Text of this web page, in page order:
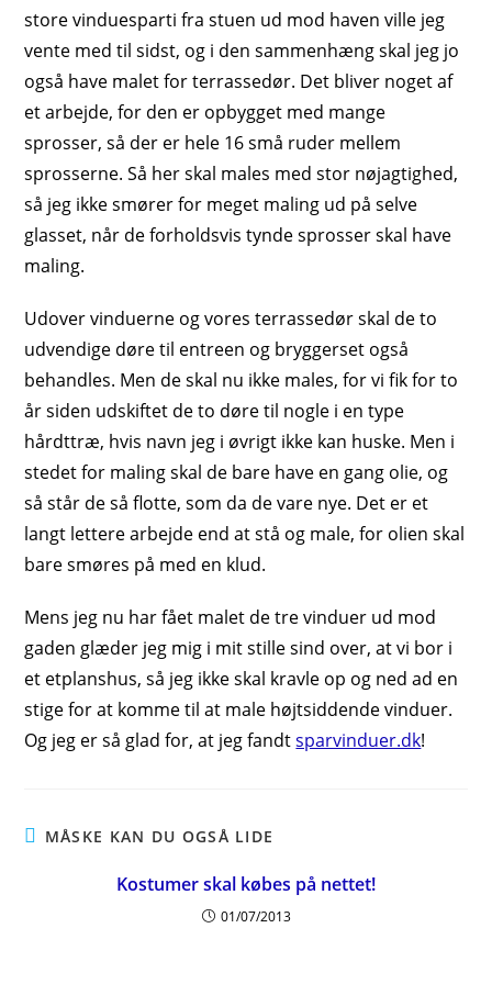
store vinduesparti fra stuen ud mod haven ville jeg
vente med til sidst, og i den sammenhæng skal jeg jo
også have malet for terrassedør. Det bliver noget af
et arbejde, for den er opbygget med mange
sprosser, så der er hele 16 små ruder mellem
sprosserne. Så her skal males med stor nøjagtighed,
så jeg ikke smører for meget maling ud på selve
glasset, når de forholdsvis tynde sprosser skal have
maling.
Udover vinduerne og vores terrassedør skal de to
udvendige døre til entreen og bryggerset også
behandles. Men de skal nu ikke males, for vi fik for to
år siden udskiftet de to døre til nogle i en type
hårdttræ, hvis navn jeg i øvrigt ikke kan huske. Men i
stedet for maling skal de bare have en gang olie, og
så står de så flotte, som da de vare nye. Det er et
langt lettere arbejde end at stå og male, for olien skal
bare smøres på med en klud.
Mens jeg nu har fået malet de tre vinduer ud mod
gaden glæder jeg mig i mit stille sind over, at vi bor i
et etplanshus, så jeg ikke skal kravle op og ned ad en
stige for at komme til at male højtsiddende vinduer.
Og jeg er så glad for, at jeg fandtsparvinduer.dk!
MÅSKE KAN DU OGSÅ LIDE
Kostumer skal købes på nettet!
01/07/2013